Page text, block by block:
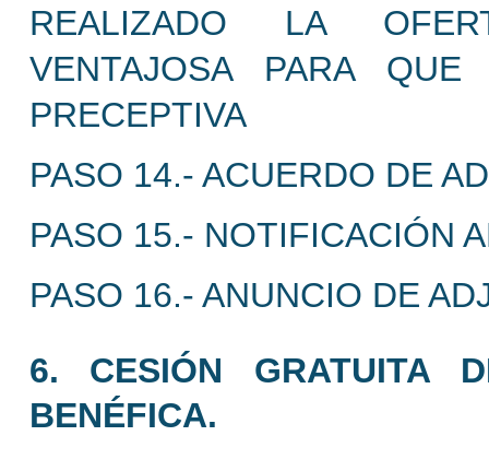
REALIZADO LA
VENTAJOSA PARA QUE
PRECEPTIVA
PASO 14.- ACUERDO DE
PASO 15.- NOTIFICACIÓN
PASO 16.- ANUNCIO DE
6. CESIÓN GRATUITA
BENÉFICA.